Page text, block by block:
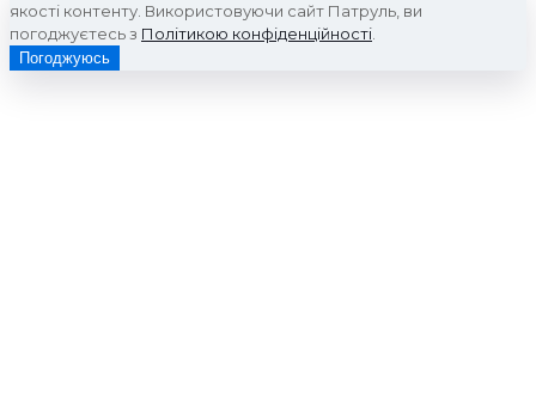
якості контенту. Використовуючи сайт Патруль, ви
погоджуєтесь з Політикою конфіденційності
Погоджуюсь